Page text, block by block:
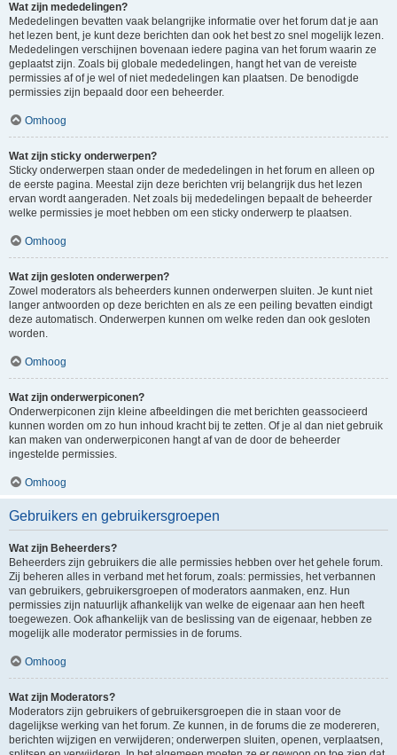
Wat zijn mededelingen?
Mededelingen bevatten vaak belangrijke informatie over het forum dat je aan
het lezen bent, je kunt deze berichten dan ook het best zo snel mogelijk lezen.
Mededelingen verschijnen bovenaan iedere pagina van het forum waarin ze
geplaatst zijn. Zoals bij globale mededelingen, hangt het van de vereiste
permissies af of je wel of niet mededelingen kan plaatsen. De benodigde
permissies zijn bepaald door een beheerder.
Omhoog
Wat zijn sticky onderwerpen?
Sticky onderwerpen staan onder de mededelingen in het forum en alleen op
de eerste pagina. Meestal zijn deze berichten vrij belangrijk dus het lezen
ervan wordt aangeraden. Net zoals bij mededelingen bepaalt de beheerder
welke permissies je moet hebben om een sticky onderwerp te plaatsen.
Omhoog
Wat zijn gesloten onderwerpen?
Zowel moderators als beheerders kunnen onderwerpen sluiten. Je kunt niet
langer antwoorden op deze berichten en als ze een peiling bevatten eindigt
deze automatisch. Onderwerpen kunnen om welke reden dan ook gesloten
worden.
Omhoog
Wat zijn onderwerpiconen?
Onderwerpiconen zijn kleine afbeeldingen die met berichten geassocieerd
kunnen worden om zo hun inhoud kracht bij te zetten. Of je al dan niet gebruik
kan maken van onderwerpiconen hangt af van de door de beheerder
ingestelde permissies.
Omhoog
Gebruikers en gebruikersgroepen
Wat zijn Beheerders?
Beheerders zijn gebruikers die alle permissies hebben over het gehele forum.
Zij beheren alles in verband met het forum, zoals: permissies, het verbannen
van gebruikers, gebruikersgroepen of moderators aanmaken, enz. Hun
permissies zijn natuurlijk afhankelijk van welke de eigenaar aan hen heeft
toegewezen. Ook afhankelijk van de beslissing van de eigenaar, hebben ze
mogelijk alle moderator permissies in de forums.
Omhoog
Wat zijn Moderators?
Moderators zijn gebruikers of gebruikersgroepen die in staan voor de
dagelijkse werking van het forum. Ze kunnen, in de forums die ze modereren,
berichten wijzigen en verwijderen; onderwerpen sluiten, openen, verplaatsen,